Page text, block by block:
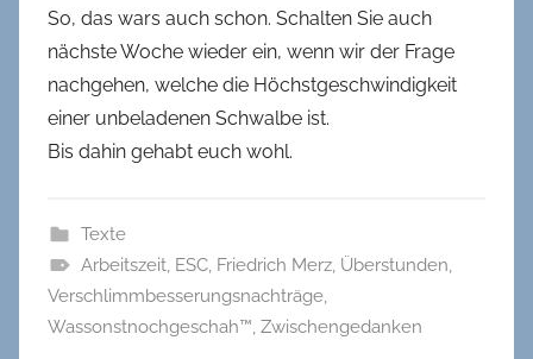
So, das wars auch schon. Schalten Sie auch
nächste Woche wieder ein, wenn wir der Frage
nachgehen, welche die Höchstgeschwindigkeit
einer unbeladenen Schwalbe ist.
Bis dahin gehabt euch wohl.
Texte
Arbeitszeit, ESC, Friedrich Merz, Überstunden
Verschlimmbesserungsnachträge
Wassonstnochgeschah™ Zwischengedanken